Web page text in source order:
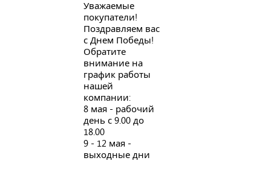
Уважаемые
покупатели!
Поздравляем вас
с Днем Победы!
Обратите
внимание на
график работы
нашей
компании:
8 мая - рабочий
день с 9.00 до
18.00
9 - 12 мая -
выходные дни